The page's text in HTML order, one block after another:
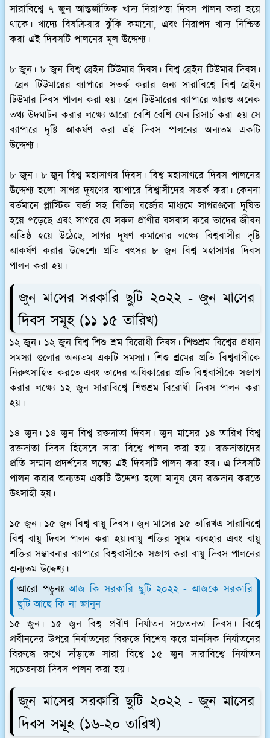
সারাবিশ্বে ৭ জুন আন্তর্জাতিক খাদ্য নিরাপত্তা দিবস পালন করা হয়ে
থাকে। খাদ্যে বিষক্রিয়ার ঝুঁকি কমানো, এবং নিরাপদ খাদ্য নিশ্চিত
করা এই দিবসটি পালনের মূল উদ্দেশ্য।
৮ জুন। ৮ জুনবিশ্বব্রেইন টিউমার দিবস ।বিশ্বব্রেইন টিউমার দিবস।
ব্রেন টিউমারের ব্যাপারে সতর্ক করার জন্য সারাবিশ্বে বিশ্ব ব্রেইন
টিউমার দিবস পালন করা হয়। ব্রেন টিউমারের ব্যাপারে আরও অনেক
তথ্য উদঘাটন করার লক্ষ্যে আরো বেশি বেশি যেন রিসার্চ করা হয় সে
ব্যাপারে দৃষ্টি আকর্ষণ করা এই দিবস পালনের অন্যতম একটি
উদ্দেশ্য।
৮ জুন। ৮ জুনবিশ্ব মহাসাগর দিবস। বিশ্ব মহাসাগরে দিবস পালনের
উদ্দেশ্য হলো সাগর দূষণের ব্যাপারে বিশ্বাসীদের সতর্ক করা। কেননা
বর্তমানে প্লাস্টিক বর্জ্য সহ বিভিন্ন বর্জ্যের মাধ্যমে সাগরগুলো দূষিত
হয়ে পড়েছে এবং সাগরে যে সকল প্রাণীর বসবাস করে তাদের জীবন
অতিষ্ঠ হয়ে উঠেছে, সাগর দূষণ কমানোর লক্ষ্যে বিশ্ববাসীর দৃষ্টি
আকর্ষণ করার উদ্দেশ্যে প্রতি বৎসর ৮ জুন বিশ্ব মহাসাগর দিবস
পালন করা হয়।
জুন মাসের সরকারি ছুটি ২০২২ - জুন মাসের
দিবস সমূহ (১১-১৫ তারিখ)
১২ জুন। ১২ জুন বিশ্ব শিশু শ্রম বিরোধী দিবস । শিশুশ্রম বিশ্বের প্রধান
সমস্যা গুলোর অন্যতম একটি সমস্যা। শিশু শ্রমের প্রতি বিশ্ববাসীকে
নিরুৎসাহিত করতে এবং তাদের অধিকারের প্রতি বিশ্ববাসীকে সজাগ
করার লক্ষ্যে ১২ জুন সারাবিশ্বে শিশুশ্রম বিরোধী দিবস পালন করা
হয়।
১৪ জুন।১৪ জুন বিশ্ব রক্তদাতা দিবস । জুন মাসের ১৪ তারিখ বিশ্ব
রক্তদাতা দিবস হিসেবে সারা বিশ্বে পালন করা হয়। রক্তদাতাদের
প্রতি সম্মান প্রদর্শনের লক্ষ্যে এই দিবসটি পালন করা হয়। এ দিবসটি
পালন করার অন্যতম একটি উদ্দেশ্য হলো মানুষ যেন রক্তদান করতে
উৎসাহী হয়।
১৫ জুন। ১৫ জুন বিশ্ব বায়ু দিবস । জুন মাসের ১৫ তারিখএ সারাবিশ্বে
বিশ্ব বায়ু দিবস পালন করা হয়।বায়ু শক্তির সুষম ব্যবহার এবং বায়ু
শক্তির সম্ভাবনার ব্যাপারে বিশ্ববাসীকে সজাগ করা বায়ু দিবস পালনের
অন্যতম উদ্দেশ্য।
আরো পড়ুনঃআজ কি সরকারি ছুটি ২০২২ - আজকে সরকারি
ছুটি আছে কি না জানুন
১৫ জুন। ১৫ জুন বিশ্ব প্রবীণ নির্যাতন সচেতনতা দিবস। বিশ্বে
প্রবীনদের উপরে নির্যাতনের বিরুদ্ধে বিশেষ করে মানসিক নির্যাতনের
বিরুদ্ধে রুখে দাঁড়াতে সারা বিশ্বে ১৫ জুন সারাবিশ্বে নির্যাতন
সচেতনতা দিবস পালন করা হয়।
জুন মাসের সরকারি ছুটি ২০২২ - জুন মাসের
দিবস সমূহ (১৬-২০ তারিখ)